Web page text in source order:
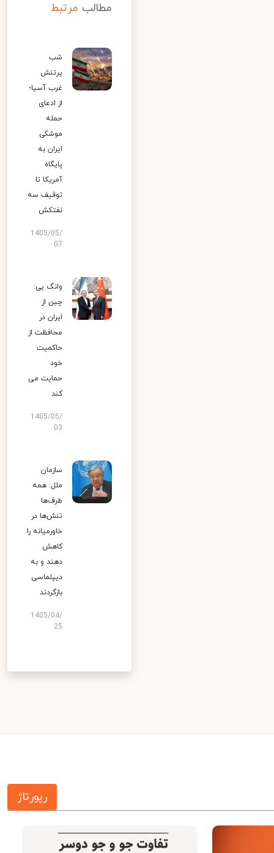
مطالب مرتبط
شب
پرتنش
غرب آسیا؛
از ادعای
حمله
موشکی
ایران به
پایگاه
آمریکا تا
توقیف سه
نفتکش
1405/05/
07
وانگ یی:
چین از
ایران در
محافظت از
حاکمیت
خود
حمایت می
کند
1405/05/
03
سازمان
ملل: همه
طرف‌ها
تنش‌ها در
خاورمیانه را
کاهش
دهند و به
دیپلماسی
بازگردند
1405/04/
25
رپورتاژ